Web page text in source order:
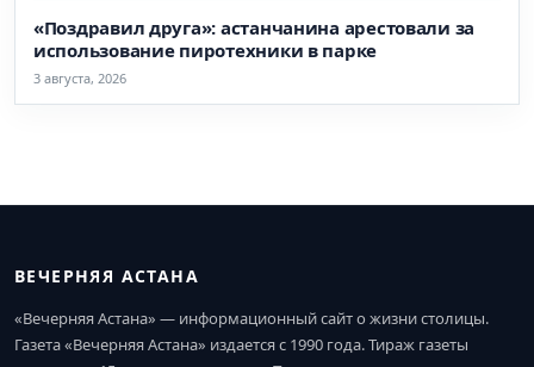
«Поздравил друга»: астанчанина арестовали за
использование пиротехники в парке
3 августа, 2026
ВЕЧЕРНЯЯ АСТАНА
«Вечерняя Астана» — информационный сайт о жизни столицы.
Газета «Вечерняя Астана» издается с 1990 года. Тираж газеты